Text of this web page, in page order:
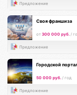
Предложение
Своя франшиза
от 300 000 руб. /
Предложение
Городской
50 000 руб. / год
Предложение